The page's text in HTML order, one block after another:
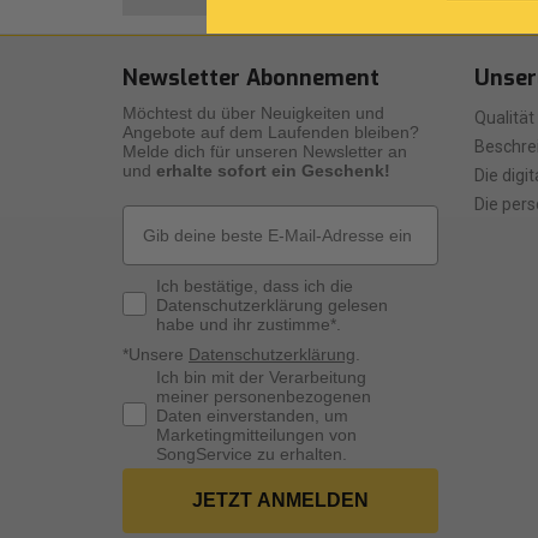
Newsletter Abonnement
Möchtest du über Neuigkeiten und
Angebote auf dem Laufenden bleiben?
Melde dich für unseren Newsletter an
und erhalte sofort ein Geschenk!
Privacy Policy
Ich bestätige, dass ich die
Datenschutzerklärung gelesen
habe und ihr zustimme*.
*Unsere Datenschutzerklärung.
Consenso Marketing
Ich bin mit der Verarbeitung
meiner personenbezogenen
Daten einverstanden, um
Marketingmitteilungen von
SongService zu erhalten.
JETZT ANMELDEN
Qualität
Die
Die